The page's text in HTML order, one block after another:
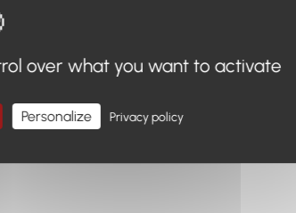
ou à utiliser le menu pour trouver le
over what you want to activate
Personalize Privacy policy